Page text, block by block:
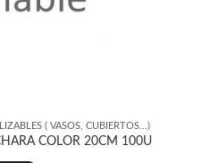
( VASOS, CUBIERTOS...)
COLOR 20CM 100U